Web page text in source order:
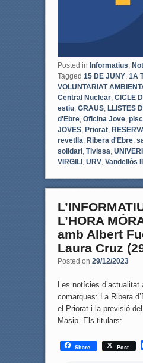
Posted in Informatius,
Tagged 15 DE JUNY, 1A
VOLUNTARIAT
Central Nuclear, CICLE
estiu, GRAUS, LLISTES
d'Ebre, Oficina Jove,
JOVES, Priorat,
revetlla, Ribera d'Ebre,
solidari, Tivissa,
VIRGILI , URV, Vandellós II
L’HORA
amb Albert
Laura Cruz
Posted on 29/12/2023
Les notícies d’actualitat
comarques: La Ribera
el Priorat i la previsió
Masip. Els titulars:
Share Post